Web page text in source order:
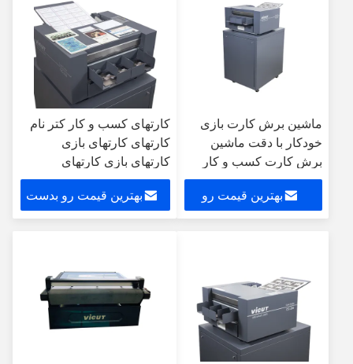
ماشین برش کارت بازی
خودکار با دقت ماشین
برش کارت کسب و کار
اتوماتیک ماشین برش
کارت الکتریکی CC-330S
بهترین قیمت رو
کارتهای کسب و کار کتر نام
کارتهای کارتهای بازی
کارتهای بازی کارتهای
ماشینکاری اندازه برش
89/85/90/95mm CC-220
بهترین قیمت رو بدست